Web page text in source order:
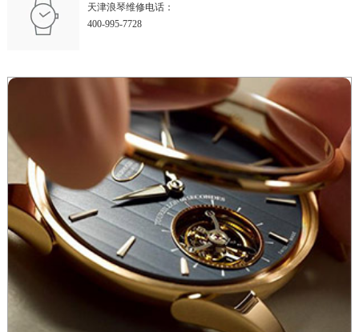
天津浪琴维修电话：
400-995-7728